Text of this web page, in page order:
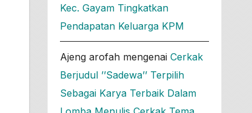
Kec. Gayam Tingkatkan
Pendapatan Keluarga KPM
Ajeng arofahmengenai Cerkak
Berjudul ’’Sadewa’’ Terpilih
Sebagai Karya Terbaik Dalam